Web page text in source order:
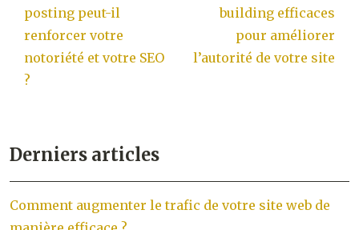
posting peut-il
renforcer votre
notoriété et votre SEO
?
building efficaces
pour améliorer
l’autorité de votre site
Derniers articles
Comment augmenter le trafic de votre site web de